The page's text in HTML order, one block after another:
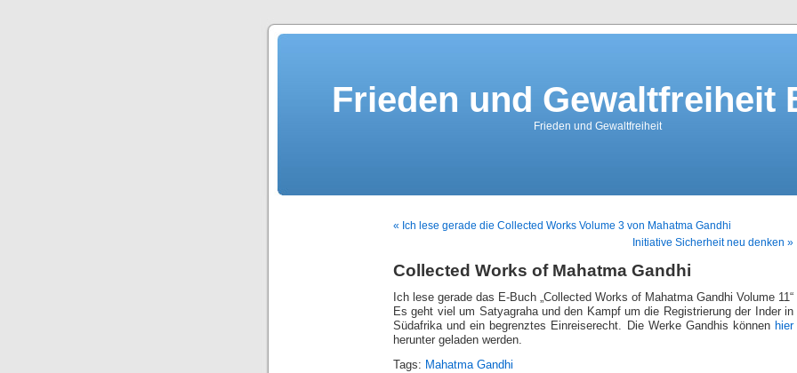
Frieden und Gewaltfreiheit
Frieden und Gewaltfreiheit
« Ich lese gerade die Collected Works Volume 3 von Mahatma Gandhi
Initiative Sicherheit neu denken »
Collected Works of Mahatma Gandhi
Ich lese gerade das E-Buch „Collected Works of Mahatma Gandhi Volume 11“
Es geht viel um Satyagraha und den Kampf um die Registrierung der Inder in
Südafrika und ein begrenztes Einreiserecht. Die Werke Gandhis können hier
herunter geladen werden.
Tags: Mahatma Gandhi